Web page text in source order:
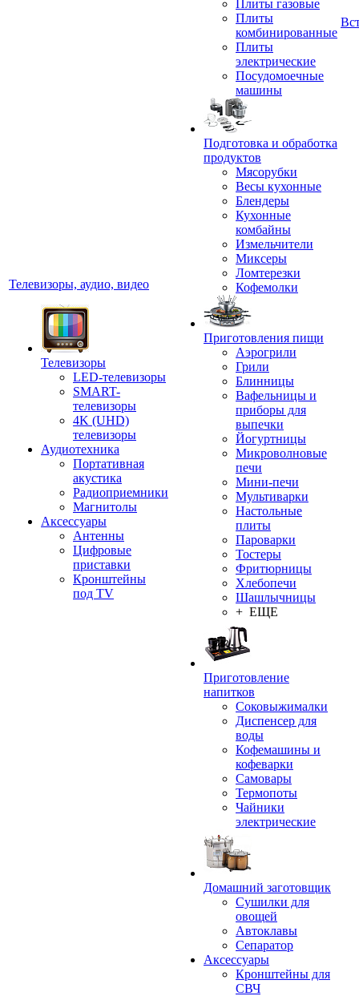
Телевизоры, аудио, видео
Телевизоры
LED-телевизоры
SMART-
телевизоры
4K (UHD)
телевизоры
Аудиотехника
Портативная
акустика
Радиоприемники
Магнитолы
Аксессуары
Антенны
Цифровые
приставки
Кронштейны
под TV
Плиты газовые
Плиты
комбинированные
Плиты
электрические
Посудомоечные
машины
Подготовка и обработка
продуктов
Мясорубки
Весы кухонные
Блендеры
Кухонные
комбайны
Измельчители
Миксеры
Ломтерезки
Кофемолки
Приготовления пищи
Аэрогрили
Грили
Блинницы
Вафельницы и
приборы для
выпечки
Йогуртницы
Микроволновые
печи
Мини-печи
Мультиварки
Настольные
плиты
Пароварки
Тостеры
Фритюрницы
Хлебопечи
Шашлычницы
+ ЕЩЕ
Приготовление
напитков
Соковыжималки
Диспенсер для
воды
Кофемашины и
кофеварки
Самовары
Термопоты
Чайники
электрические
Домашний заготовщик
Сушилки для
овощей
Автоклавы
Сепаратор
Аксессуары
Кронштейны для
СВЧ